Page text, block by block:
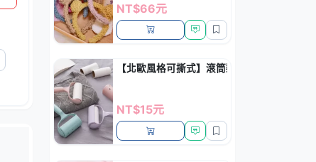
NT$66元
【北歐風格可撕式】滾筒黏毛器 - 寵物毛髮
NT$15元